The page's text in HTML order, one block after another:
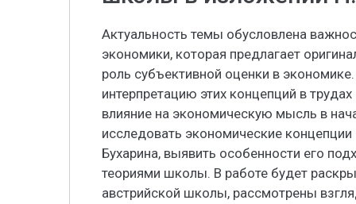
Актуальность темы обусловлена
экономики, которая предлагает
роль субъективной оценки в
интерпретацию этих концепций в
влияние на экономическую мысль в
исследовать экономические
Бухарина, выявить особенности его
теориями школы. В работе будет
австрийской школы, рассмотрены